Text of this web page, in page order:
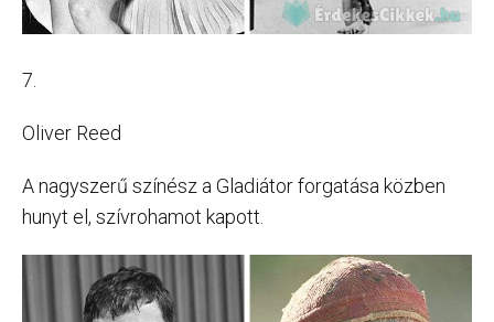
7.
Oliver Reed
A nagyszerű színész a Gladiátor forgatása közben
hunyt el, szívrohamot kapott.